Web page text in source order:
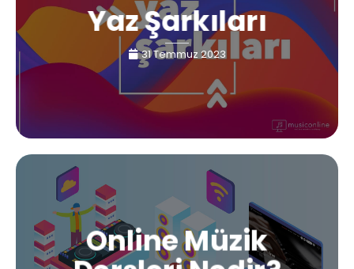
Yaz Şarkıları
31 Temmuz 2023
Online Müzik